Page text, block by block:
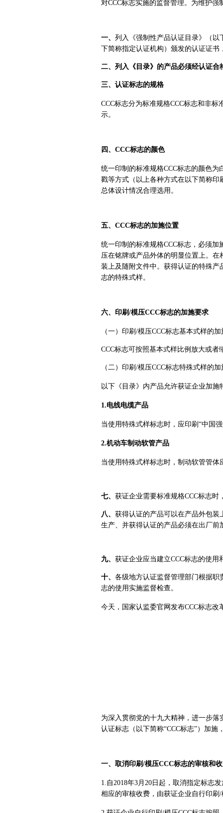
对CCC标志实施的监督管理。为维护
一、 列入《强制性产品认证目录》（
下简称指定认证机构）颁发的认证证书
二、列入《目录》的产品必须经认证
三、认证标志的规格
CCC标志分为标准规格CCC标志和非
示。
四、CCC标志的颜色
统一印制的标准规格CCC标志的颜色
戳等方式（以上各种方式在以下简称印
总体设计情况合理选用。
五、CCC标志的加施位置
统一印制的标准规格CCC标志，必须
压在铭牌或产品外体的明显位置上。在
装上及随附文件中。获得认证的特殊产
志的特殊式样。
六、印刷/模压CCC标志的加施要求
（一）印刷/模压CCC标志基本式样的
CCC标志可按照基本式样比例放大或
（二）印刷/模压CCC标志特殊式样的
以下《目录》内产品允许获证企业加施
1.电线电缆产品
当使用特殊式样标志时，应印刷“中国
2.机动车制动软管产品
当使用特殊式样标志时，制动软管管体
七、 获证企业需要标准规格CCC标志时
八、 获得认证的产品可以在产品外包装
生产、并获得认证的产品必须在出厂前
九、 获证企业应当建立CCC标志的使
十、 各级地方认证监督管理部门根据职
志的使用实施监督检查。
今天，国家认监委官网发布CCC标志改
为深入贯彻党的十九大精神，进一步
认证标志（以下简称“CCC标志”）加
一、取消印刷/模压CCC标志的审核和
1.自2018年3月20日起，取消指定标志
相应的审核收费，由获证企业自行印刷